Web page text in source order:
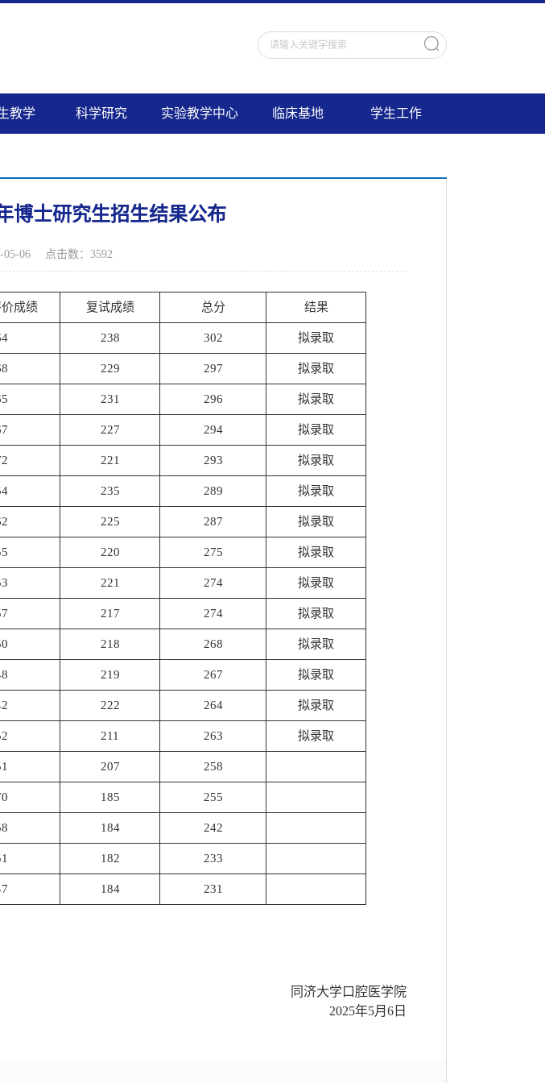
教学 科学研究 实验教学中心 临床基地 学生工作
博士研究生招生结果公布
06 点击数： 3592
成绩 复试成绩 总分 结果
238 302 拟录取
229 297 拟录取
231 296 拟录取
227 294 拟录取
221 293 拟录取
235 289 拟录取
225 287 拟录取
220 275 拟录取
221 274 拟录取
217 274 拟录取
218 268 拟录取
219 267 拟录取
222 264 拟录取
211 263 拟录取
207 258
185 255
184 242
182 233
184 231
同济大学口腔医学院
2025年5月6日